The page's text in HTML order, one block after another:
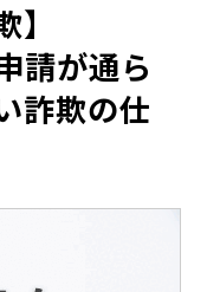
請が通ら
詐欺の仕